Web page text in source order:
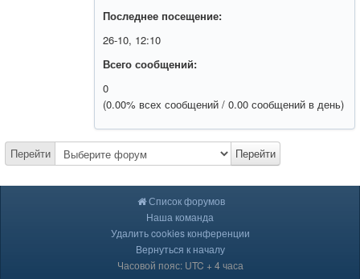
Последнее посещение:
26-10, 12:10
Всего сообщений:
0
(0.00% всех сообщений / 0.00 сообщений в день)
Перейти Перейти
Список форумов
Наша команда
Удалить cookies конференции
Вернуться к началу
Часовой пояс: UTC + 4 часа